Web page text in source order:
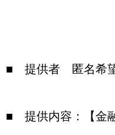
■ 提供者 匿名希
■ 提供内容：【金